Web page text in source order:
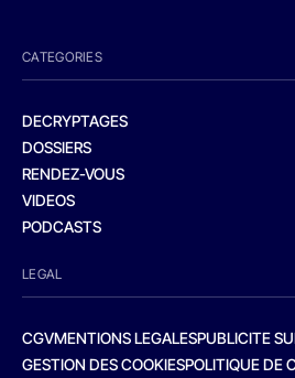
CATEGORIES
DECRYPTAGES
DOSSIERS
RENDEZ-VOUS
VIDEOS
PODCASTS
LEGAL
CGVMENTIONS LEGALESPUBLICITE
GESTION DES COOKIESPOLITIQUE DE